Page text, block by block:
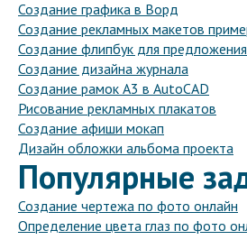
Создание графика в Ворд
Создание рекламных макетов
Создание флипбук для предложения
Создание дизайна журнала
Создание рамок A3 в AutoCAD
Рисование рекламных плакатов
Создание афиши мокап
Дизайн обложки альбома проекта
Популярные
Создание чертежа по фото онлайн
Определение цвета глаз по фото